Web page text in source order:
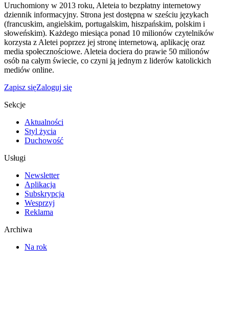
Uruchomiony w 2013 roku, Aleteia to bezpłatny internetowy
dziennik informacyjny. Strona jest dostępna w sześciu językach
(francuskim, angielskim, portugalskim, hiszpańskim, polskim i
słoweńskim). Każdego miesiąca ponad 10 milionów czytelników
korzysta z Aletei poprzez jej stronę internetową, aplikację oraz
media społecznościowe. Aleteia dociera do prawie 50 milionów
osób na całym świecie, co czyni ją jednym z liderów katolickich
mediów online.
Zapisz sięZaloguj się
Sekcje
Aktualności
Styl życia
Duchowość
Usługi
Newsletter
Aplikacja
Subskrypcja
Wesprzyj
Reklama
Archiwa
Na rok